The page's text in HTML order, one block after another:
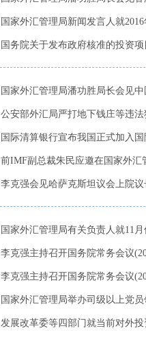
国家外汇管理局新闻发言人就
国务院关于发布政府核准的投资
国家外汇管理局潘功胜局长会见
公安部外汇局严打地下钱庄等违法
国际清算银行宣布我国正式加入
前IMF副总裁朱民应邀在国家外汇
李克强会见哈萨克斯坦议会上院议
国家外汇管理局有关负责人就11
李克强主持召开国务院常务会议
李克强主持召开国务院常务会议
国家外汇管理局举办司级以上党
发展改革委等四部门就当前对外